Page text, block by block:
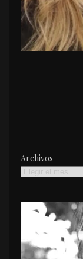
Archivos